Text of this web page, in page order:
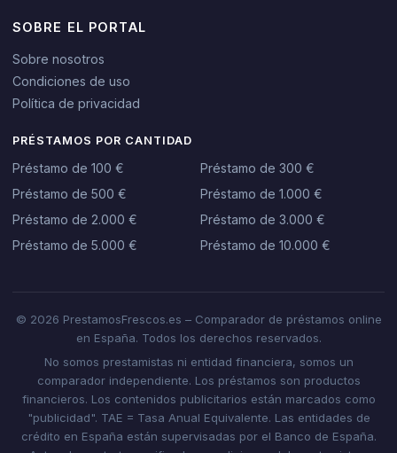
SOBRE EL PORTAL
Sobre nosotros
Condiciones de uso
Política de privacidad
PRÉSTAMOS POR CANTIDAD
Préstamo de 100 €
Préstamo de 300 €
Préstamo de 500 €
Préstamo de 1.000 €
Préstamo de 2.000 €
Préstamo de 3.000 €
Préstamo de 5.000 €
Préstamo de 10.000 €
© 2026 PrestamosFrescos.es – Comparador de préstamos online
en España. Todos los derechos reservados.
No somos prestamistas ni entidad financiera, somos un
comparador independiente. Los préstamos son productos
financieros. Los contenidos publicitarios están marcados como
"publicidad". TAE = Tasa Anual Equivalente. Las entidades de
crédito en España están supervisadas por el Banco de España.